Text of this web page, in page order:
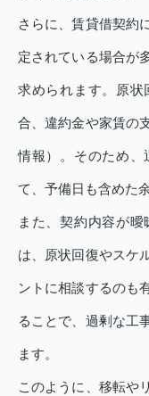
さらに、賃貸借契約
定されている場合が
求められます。原
合、違約金や家賃の
情報）。そのため、
て、予備日も含めた
また、契約内容が
は、原状回復やスケ
ントに相談するのも
ることで、過剰な工
ます。
このように、移転や